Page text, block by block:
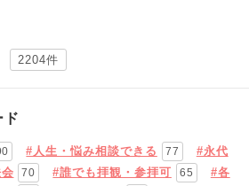
2204件
ド
#人生・悩み相談できる 77
#永代
70 #誰でも拝観・参拝可 65
#各